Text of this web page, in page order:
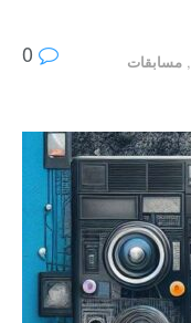
, مسابقات